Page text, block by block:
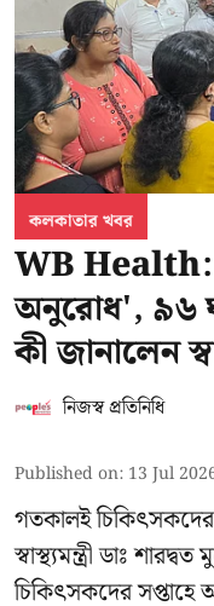
কলকাতার খবর
WB
অনুরোধ', ৯৬
কী জানালেন
নিজস্ব প্রতিনিধি
Published on: 13 Jul
গতকালই
স্বাস্থ্যমন্ত্রী ডাঃ
চিকিৎসকদের সপ্তাহে